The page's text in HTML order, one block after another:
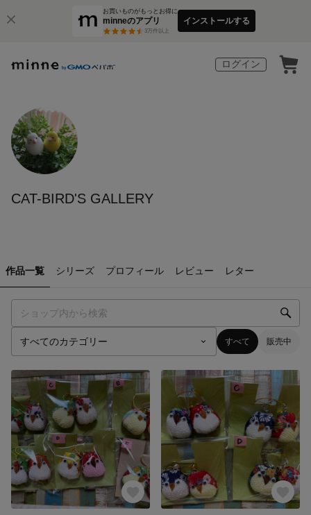
お買いものがもっとお得に
minneのアプリ
3万件以上
インストールする
ログイン
CAT-BIRD'S GALLERY
作品一覧 シリーズ プロフィール レビュー レター
すべて 販売中